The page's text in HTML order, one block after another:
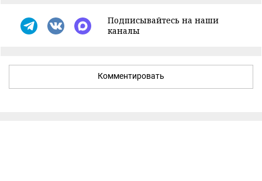
Подписывайтесь на наши
каналы
Комментировать